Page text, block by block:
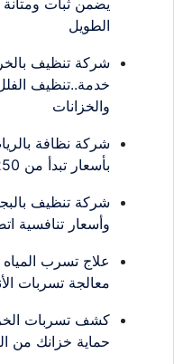
الطويل
خدمة..تنظيف
والخزانات
بأسعار تبدأ من 250 ريال فقط
وأسعار تنافسية
معالجة تسربات
حماية خزانك من